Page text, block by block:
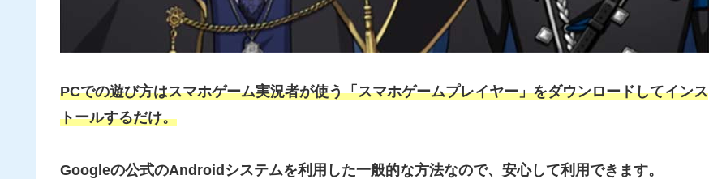
PCでの遊び方はスマホゲーム実況者が使う「スマホゲームプレイヤー」をダウンロードしてインス
トールするだけ。
Googleの公式のAndroidシステムを利用した一般的な方法なので、安心して利用できます。